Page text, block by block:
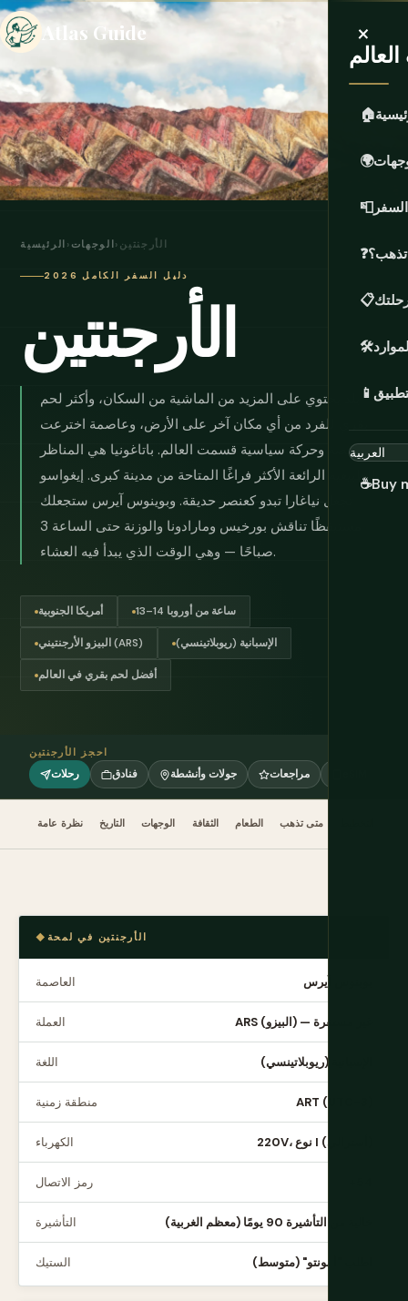
Atlas Guide ×
🏠
🌍
📮
❓تذهب؟
📋
🛠️
📱
☕Buy
الرئيسية › الوجهات › الأرجنتين
دليل السفر الكامل 2026
الأرجنتين
بلد يحتوي على المزيد من الماشية من السكان، وأكثر لحم
بقري للفرد من أي مكان آخر على الأرض، وعاصمة اخترعت
رقصة وحركة سياسية قسمت العالم. باتاغونيا هي المناظر
الطبيعية الرائعة الأكثر فراغًا المتاحة من مدينة كبرى. إيغواسو
تجعل نياغارا تبدو كعنصر حديقة. وبوينوس آيرس ستجعلك
مستيقظًا تناقش بورخيس ومارادونا والوزنة حتى الساعة 3
صباحًا — وهي الوقت الذي يبدأ فيه العشاء.
أمريكا الجنوبية 13–14 ساعة من أوروبا
البيزو الأرجنتيني (ARS) الإسبانية (ريوبلاتينسي)
أفضل لحم بقري في العالم
احجز الأرجنتين
رحلات فنادق جولات وأنشطة مراجعات
نظرة عامة التاريخ الوجهات الثقافة الطعام متى تذهب
الأرجنتين في لمحة
العاصمة بوينوس آيرس
العملة ARS (البيزو) — غير مستقرة
اللغة الإسبانية (ريوبلاتينسي)
منطقة زمنية ART (UTC-3)
الكهرباء
رمز الاتصال
التأشيرة خالية من التأشيرة 90 يومًا (معظم الغربية)
الستيك اطلب "أ بونتو" (متوسط)